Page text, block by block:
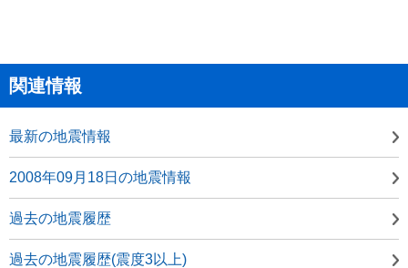
関連情報
最新の地震情報
2008年09月18日の地震情報
過去の地震履歴
過去の地震履歴(震度3以上)